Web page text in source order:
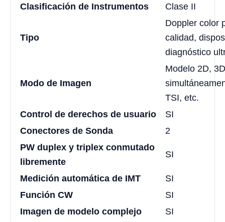
Clasificación de Instrumentos
Clase II
Tipo
Doppler color
calidad,
diagnóstico
Modo de Imagen
Modelo 2D,
TSI, etc.
Control de derechos de usuario
SI
Conectores de Sonda
2
PW duplex y triplex conmutado
libremente
SI
Medición automática de IMT
SI
Función CW
SI
Imagen de modelo complejo
SI